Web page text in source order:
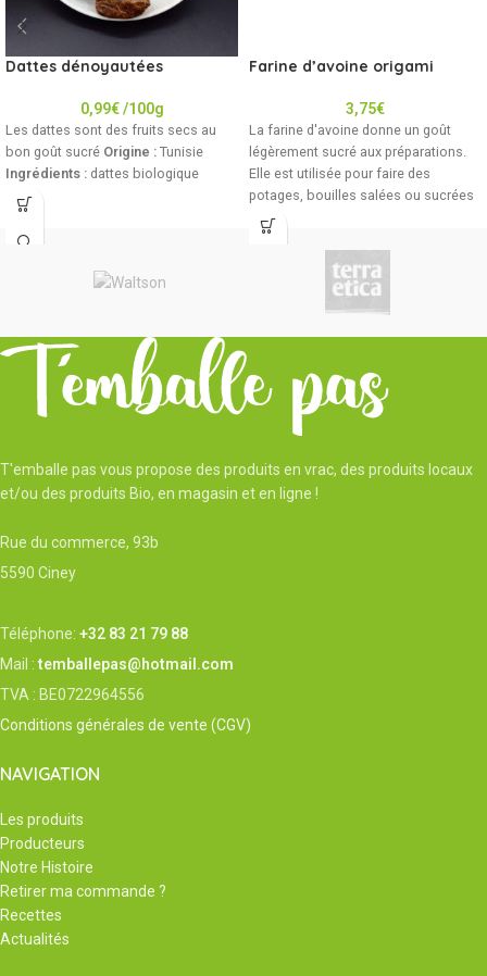
Dattes dénoyautées
0,99€ /100g
Les dattes sont des fruits secs au
bon goût sucré Origine : Tunisie
Ingrédients : dattes biologique
Farine d’avoine origami
3,75€
La farine d'avoine donne un goût
légèrement sucré aux préparations.
Elle est utilisée pour faire des
potages, bouilles salées ou sucrées
ou des gâteaux, gaufres, crêpes ou
biscuits. Allergènes : L'atelier
conditionne des céréales contenant
du gluten, du soja, des fruits à
T'emballe pas vous propose des produits en vrac, des produits locaux
et/ou des produits Bio, en magasin et en ligne !
Rue du commerce, 93b
5590 Ciney
Téléphone: +32 83 21 79 88
Mail :temballepas@hotmail.com
TVA : BE0722964556
Conditions générales de vente (CGV)
NAVIGATION
Les produits
Producteurs
Notre Histoire
Retirer ma commande ?
Recettes
Actualités